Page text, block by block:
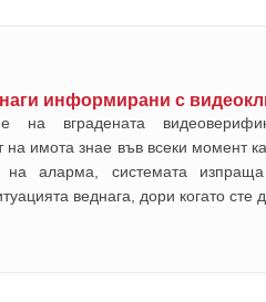
информирани с
на вградената
на имота знае във всеки момент
на аларма, системата
веднага, дори когато сте